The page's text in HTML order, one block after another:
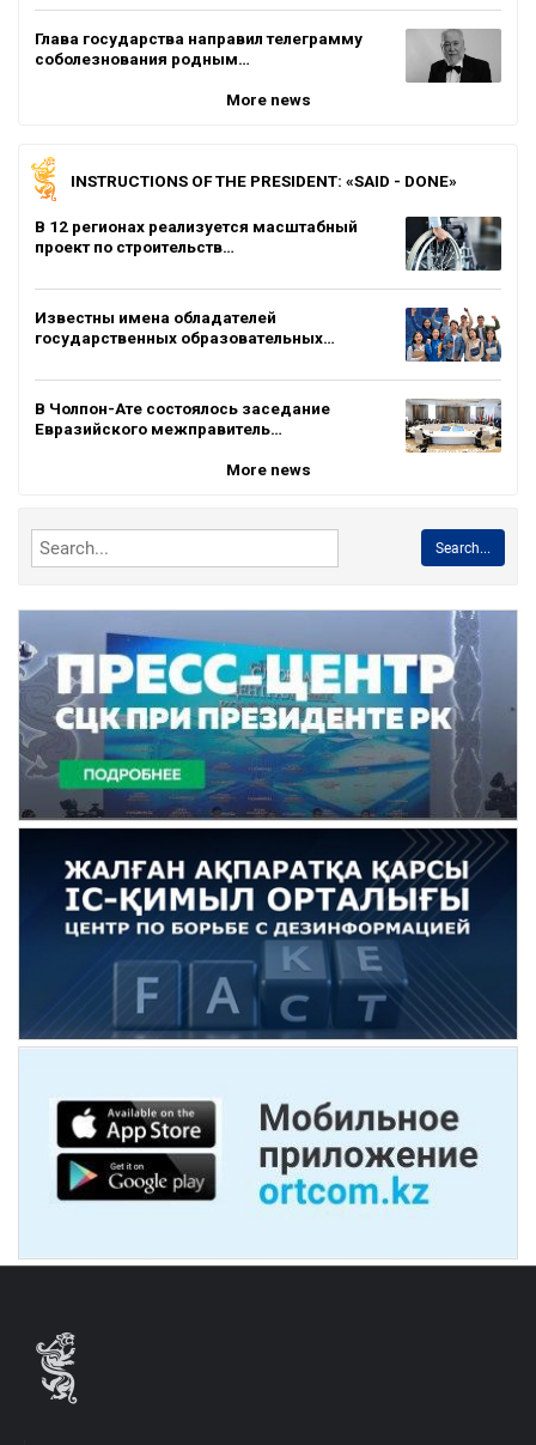
Глава государства направил телеграмму
соболезнования родным…
More news
INSTRUCTIONS OF THE PRESIDENT: «SAID - DONE»
В 12 регионах реализуется масштабный
проект по строительств…
Известны имена обладателей
государственных образовательных…
В Чолпон-Ате состоялось заседание
Евразийского межправитель…
More news
Search...